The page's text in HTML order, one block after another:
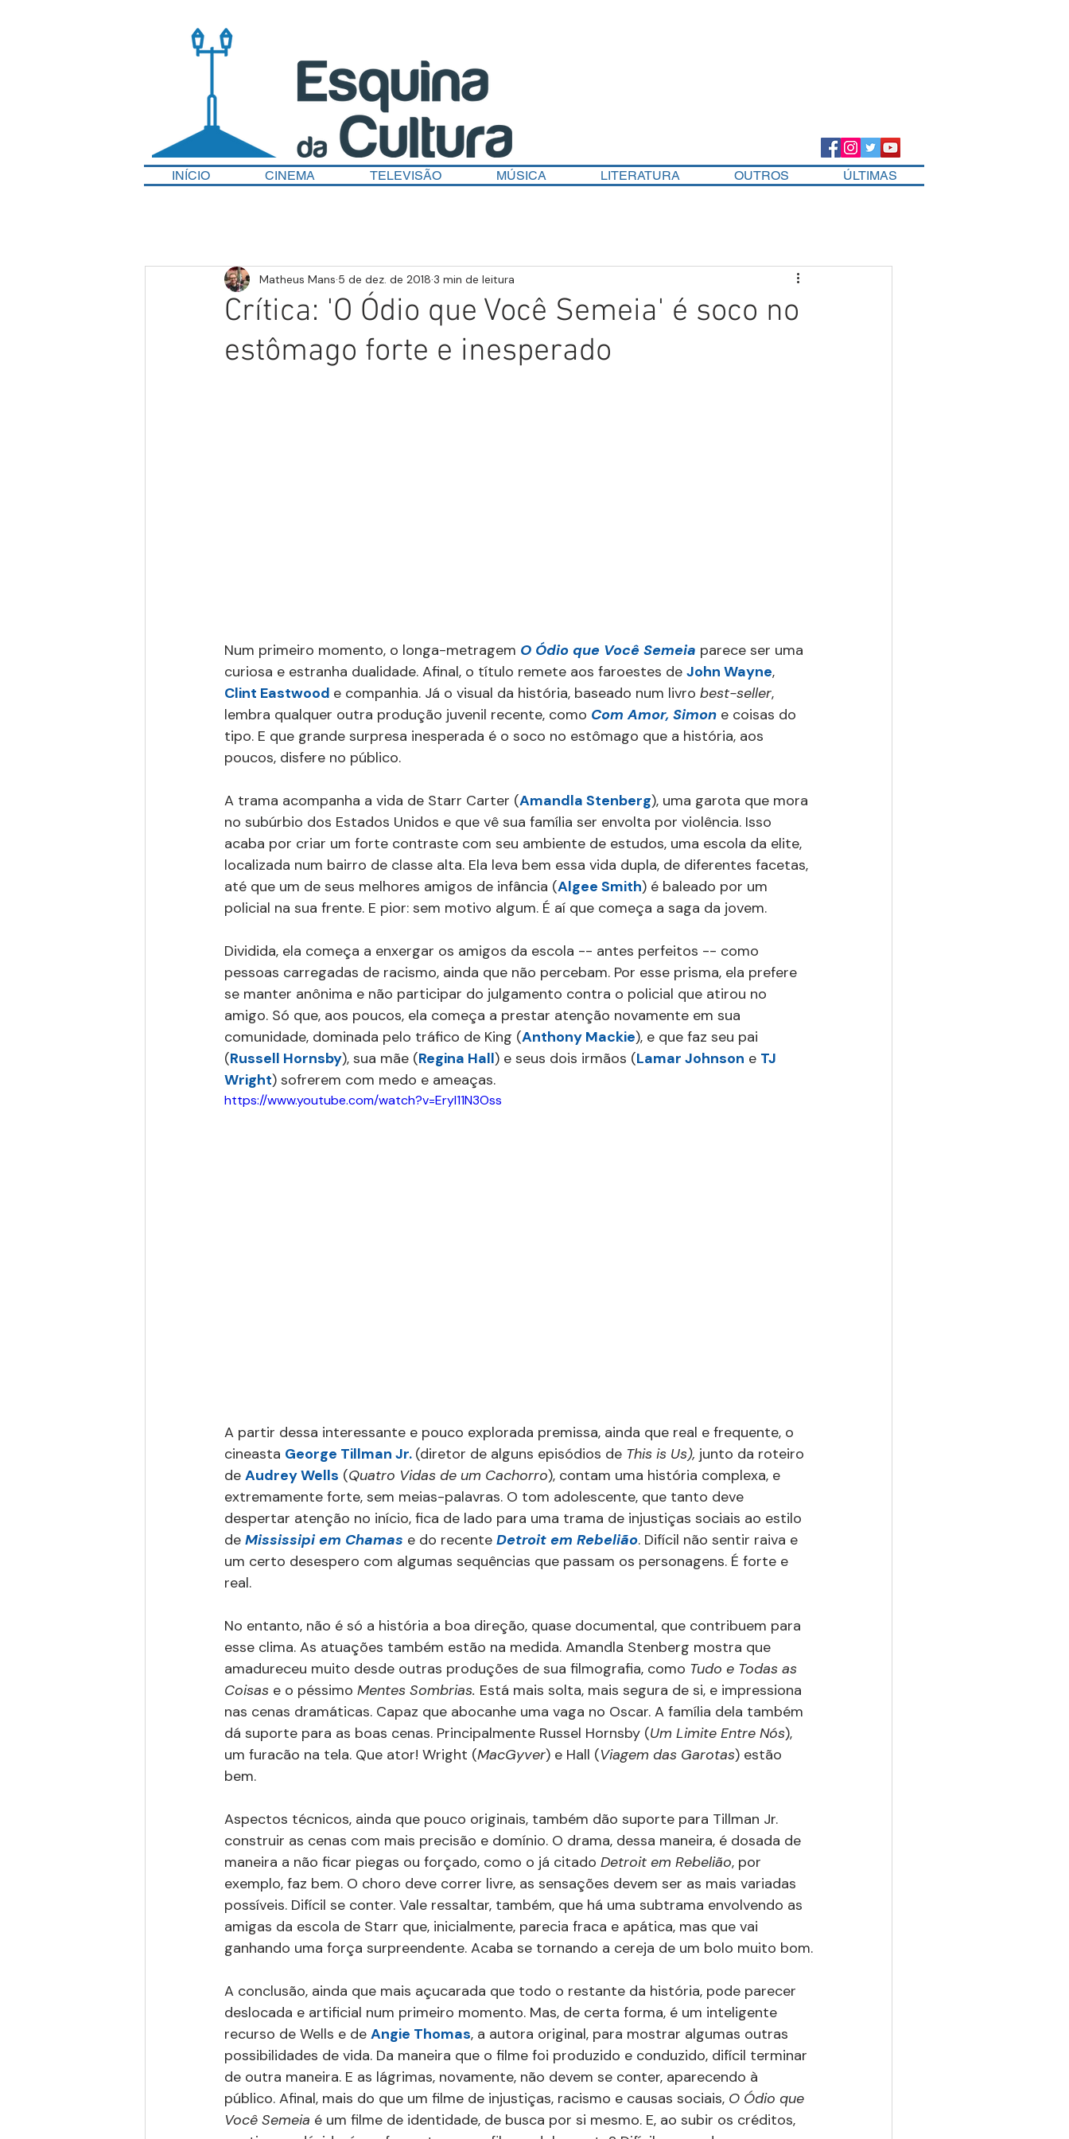
INÍCIO CINEMA TELEVISÃO MÚSICA LITERATURA OUTROS ÚLTIMAS
Crítica: 'O Ódio que Você Semeia' é soco no
estômago forte e inesperado
Matheus Mans 5 de dez. de 2018 3 min de leitura
Num primeiro momento, o longa-metragem O Ódio que Você Semeia parece ser uma
curiosa e estranha dualidade. Afinal, o título remete aos faroestes de John Wayne,
Clint Eastwood e companhia. Já o visual da história, baseado num livro best-seller,
lembra qualquer outra produção juvenil recente, como Com Amor, Simon e coisas do
tipo. E que grande surpresa inesperada é o soco no estômago que a história, aos
poucos, disfere no público.
A trama acompanha a vida de Starr Carter (Amandla Stenberg), uma garota que mora
no subúrbio dos Estados Unidos e que vê sua família ser envolta por violência. Isso
acaba por criar um forte contraste com seu ambiente de estudos, uma escola da elite,
localizada num bairro de classe alta. Ela leva bem essa vida dupla, de diferentes facetas,
até que um de seus melhores amigos de infância (Algee Smith) é baleado por um
policial na sua frente. E pior: sem motivo algum. É aí que começa a saga da jovem.
Dividida, ela começa a enxergar os amigos da escola -- antes perfeitos -- como
pessoas carregadas de racismo, ainda que não percebam. Por esse prisma, ela prefere
se manter anônima e não participar do julgamento contra o policial que atirou no
amigo. Só que, aos poucos, ela começa a prestar atenção novamente em sua
comunidade, dominada pelo tráfico de King (Anthony Mackie), e que faz seu pai
(Russell Hornsby), sua mãe (Regina Hall) e seus dois irmãos (Lamar Johnson e TJ
Wright) sofrerem com medo e ameaças.
https://www.youtube.com/watch?v=EryI11N3Oss
A partir dessa interessante e pouco explorada premissa, ainda que real e frequente, o
cineasta George Tillman Jr. (diretor de alguns episódios de This is Us), junto da roteiro
de Audrey Wells (Quatro Vidas de um Cachorro), contam uma história complexa, e
extremamente forte, sem meias-palavras. O tom adolescente, que tanto deve
despertar atenção no início, fica de lado para uma trama de injustiças sociais ao estilo
de Mississipi em Chamas e do recente Detroit em Rebelião. Difícil não sentir raiva e
um certo desespero com algumas sequências que passam os personagens. É forte e
real.
No entanto, não é só a história a boa direção, quase documental, que contribuem para
esse clima. As atuações também estão na medida. Amandla Stenberg mostra que
amadureceu muito desde outras produções de sua filmografia, como Tudo e Todas as
Coisas e o péssimo Mentes Sombrias. Está mais solta, mais segura de si, e impressiona
nas cenas dramáticas. Capaz que abocanhe uma vaga no Oscar. A família dela também
dá suporte para as boas cenas. Principalmente Russel Hornsby (Um Limite Entre Nós),
um furacão na tela. Que ator! Wright (MacGyver) e Hall (Viagem das Garotas) estão
bem.
Aspectos técnicos, ainda que pouco originais, também dão suporte para Tillman Jr.
construir as cenas com mais precisão e domínio. O drama, dessa maneira, é dosada de
maneira a não ficar piegas ou forçado, como o já citado Detroit em Rebelião, por
exemplo, faz bem. O choro deve correr livre, as sensações devem ser as mais variadas
possíveis. Difícil se conter. Vale ressaltar, também, que há uma subtrama envolvendo as
amigas da escola de Starr que, inicialmente, parecia fraca e apática, mas que vai
ganhando uma força surpreendente. Acaba se tornando a cereja de um bolo muito bom.
A conclusão, ainda que mais açucarada que todo o restante da história, pode parecer
deslocada e artificial num primeiro momento. Mas, de certa forma, é um inteligente
recurso de Wells e de Angie Thomas, a autora original, para mostrar algumas outras
possibilidades de vida. Da maneira que o filme foi produzido e conduzido, difícil terminar
de outra maneira. E as lágrimas, novamente, não devem se conter, aparecendo à
público. Afinal, mais do que um filme de injustiças, racismo e causas sociais, O Ódio que
Você Semeia é um filme de identidade, de busca por si mesmo. E, ao subir os créditos,